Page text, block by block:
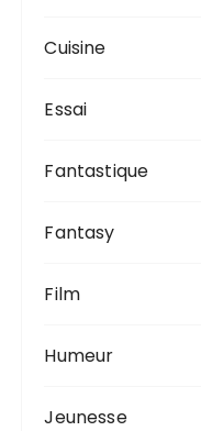
Cuisine
Essai
Fantastique
Fantasy
Film
Humeur
Jeunesse